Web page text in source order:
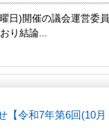
日)開催の議会運営委員
り結論...
【令和7年第6回(10月